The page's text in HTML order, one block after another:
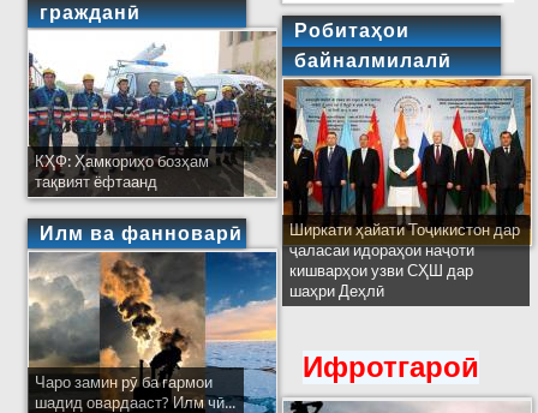
гражданӣ
КҲФ: Ҳамкориҳо бозҳам
тақвият ёфтаанд
Илм ва фанноварӣ
Чаро замин рӯ ба гармои
шадид овардааст? Илм чӣ...
Робитаҳои
байналмилалӣ
Ширкати ҳайати Тоҷикистон дар
ҷаласаи идораҳои наҷоти
кишварҳои узви СҲШ дар
шаҳри Деҳлӣ
Ифротгароӣ